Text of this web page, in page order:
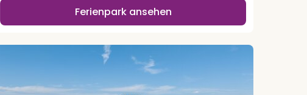
Ferienpark ansehen